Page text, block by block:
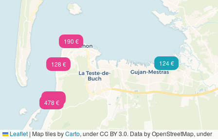
128 €
190 €
478 €
65 €
124 €
Leaflet | Map tiles byCarto, under CC BY 3.0. Data by OpenStreetMap, under